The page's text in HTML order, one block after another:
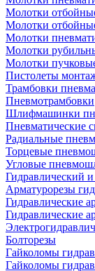
Молотки
Молотки
Молотки
Молотки
Молотки
Пистолеты
Трамбовки
Пневмотрамбовки
Шлифмашинки
Пневматические
Радиальные
Торцевые
Угловые
Гидравлический
Арматурорезы
Гидравлические
Гидравлические
Болторезы
Гайколомы
Гайколомы